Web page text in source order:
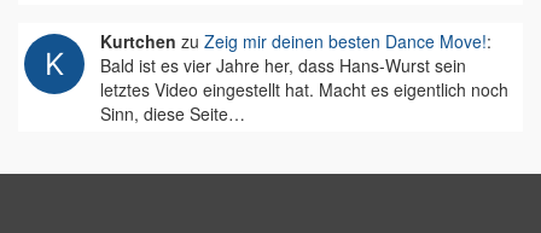
Kurtchen zu Zeig mir deinen besten Dance Move!:
Bald ist es vier Jahre her, dass Hans-Wurst sein
letztes Video eingestellt hat. Macht es eigentlich noch
Sinn, diese Seite…